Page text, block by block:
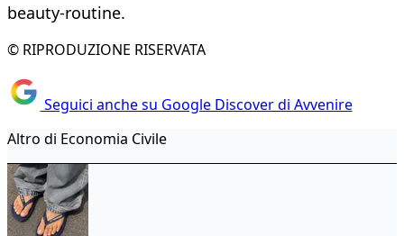
beauty-routine.
© RIPRODUZIONE RISERVATA
Seguici anche su Google Discover di Avvenire
Altro di Economia Civile